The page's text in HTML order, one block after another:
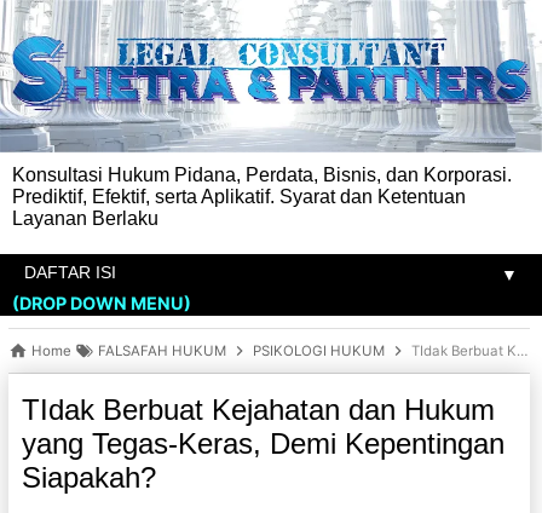
Konsultasi Hukum Pidana, Perdata, Bisnis, dan Korporasi.
Prediktif, Efektif, serta Aplikatif. Syarat dan Ketentuan
Layanan Berlaku
▼
(DROP DOWN MENU)
Home FALSAFAH HUKUM PSIKOLOGI HUKUM TIdak Berbuat Kejahatan dan Hukum yang Tegas-Keras, Demi Kepentingan Siapakah?
TIdak Berbuat Kejahatan dan Hukum
yang Tegas-Keras, Demi Kepentingan
Siapakah?